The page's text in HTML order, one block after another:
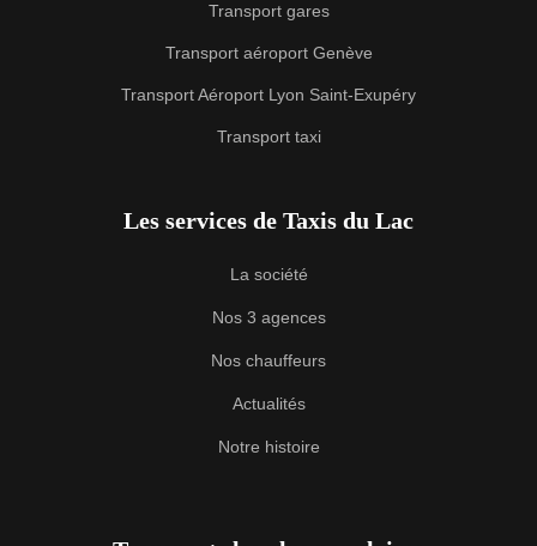
Transport gares
Transport aéroport Genève
Transport Aéroport Lyon Saint-Exupéry
Transport taxi
Les services de Taxis du Lac
La société
Nos 3 agences
Nos chauffeurs
Actualités
Notre histoire